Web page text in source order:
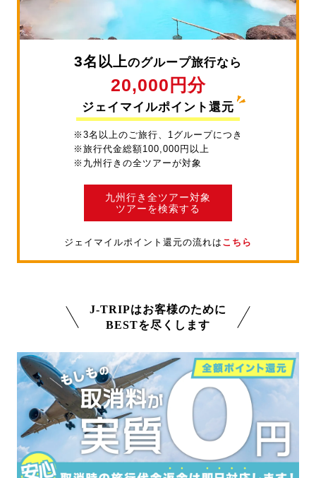
3名以上のグループ旅行なら
20,000円分
ジェイマイルポイント還元
※3名以上のご旅行、1グループにつき
※旅行代金総額100,000円以上
※九州行きの全ツアーが対象
九州行き全ツアー対象
ツアーを検索する
ジェイマイルポイント還元の流れは こちら
J-TRIPはお客様のために
BESTを尽くします